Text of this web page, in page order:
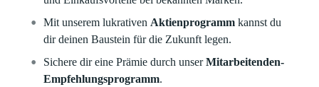
Mit unserem lukrativen Aktienprogrammkannst du
dir deinen Baustein für die Zukunft legen.
Sichere dir eine Prämie durch unserMitarbeitenden-
Empfehlungsprogramm.